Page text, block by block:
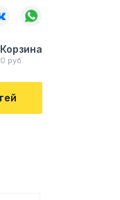
Корзина
0 руб.